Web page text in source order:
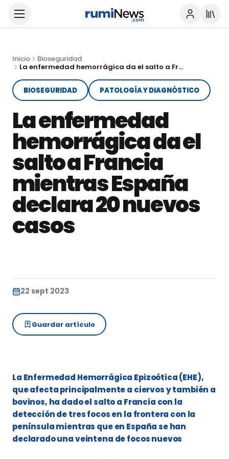
Inicio
Bioseguridad
La enfermedad hemorrágica da el salto a Francia mientras España declara 20 nuevos casos
BIOSEGURIDAD PATOLOGÍA Y DIAGNÓSTICO
La enfermedad
hemorrágica da el
salto a Francia
mientras España
declara 20 nuevos
casos
22 sept 2023
Guardar artículo
La Enfermedad Hemorrágica Epizoótica (EHE),
que afecta principalmente a ciervos y también a
bovinos, ha dado el salto a Francia con la
detección de tres focos en la frontera con la
península mientras que en España se han
declarado una veintena de focos nuevos